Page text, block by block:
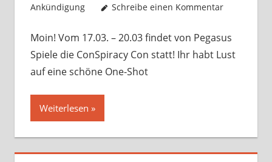
Ankündigung
Schreibe einen Kommentar
Moin! Vom 17.03. – 20.03 findet von Pegasus
Spiele die ConSpiracy Con statt! Ihr habt Lust
auf eine schöne One-Shot
Weiterlesen